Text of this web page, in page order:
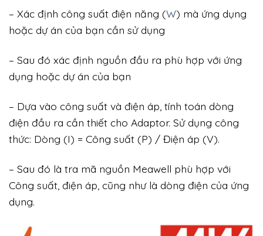
– Xác định công suất điện năng (W) mà ứng dụng
hoặc dự án của bạn cần sử dụng
– Sau đó xác định nguồn đầu ra phù hợp với ứng
dụng hoặc dự án của bạn
– Dựa vào công suất và điện áp, tính toán dòng
điện đầu ra cần thiết cho Adaptor. Sử dụng công
thức: Dòng (I) = Công suất (P) / Điện áp (V).
– Sau đó là tra mã nguồn Meawell phù hợp với
Công suất, điện áp, cũng như là dòng điện của ứng
dụng.